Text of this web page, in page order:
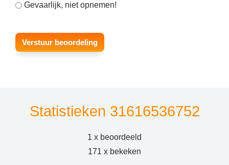
Gevaarlijk, niet opnemen!
Statistieken 31616536752
1 x beoordeeld
171 x bekeken